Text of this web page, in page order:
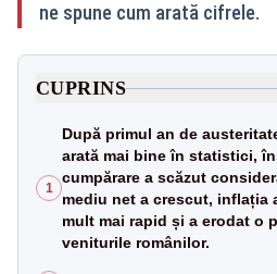
ne spune cum arată cifrele.
CUPRINS
1
După primul an de
arată mai bine în statistici,
cumpărare a scăzut
mediu net a crescut, inflația
mult mai rapid și a erodat o
veniturile românilor.